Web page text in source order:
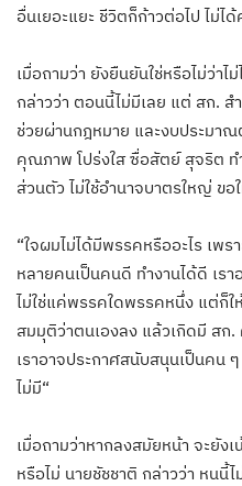
อื่นเยอะแยะ ชีวิตก็ก้าวต่อไป ไม่ไ
เมื่อถามว่า ยังยืนยันใช่หรือไม่ว่า
กล่าวว่า ตอนนี้ไม่มีเลย แต่ สก.
ช่วยผ่านกฎหมาย และงบประมา
คุณภาพ โปร่งใส ซื่อสัตย์ สุจริต ท
ส่วนตัว ไม่ใช้อำนาจบาตรใหญ่ ขอ
“ใจผมไม่ได้มีพรรคหรืออะไร เพ
หลายคนเป็นคนดี ทำงานได้ดี เร
ไม่ใช่แค่พรรคใดพรรคหนึ่ง แต่ก็ใ
สมมุติว่าตนเองลง แล้วเกิดมี สก.
เราอาจประกาศสนับสนุนเป็นคน
ไม่มี“
เมื่อถามว่าหากลงสมัยหน้า จะยัง
หรือไม่ นายชัชชาติ กล่าวว่า หนนี้ไ